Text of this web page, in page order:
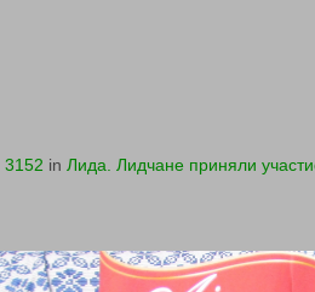
3152 in Лида. Лидчане приняли